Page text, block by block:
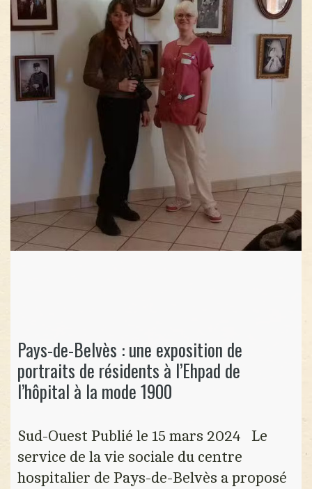
Pays-de-Belvès : une exposition de
portraits de résidents à l’Ehpad de
l’hôpital à la mode 1900
Sud-Ouest Publié le 15 mars 2024 Le
service de la vie sociale du centre
hospitalier de Pays-de-Belvès a proposé